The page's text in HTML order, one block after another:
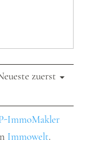
zuerst
ImmoMakler
Immowelt.